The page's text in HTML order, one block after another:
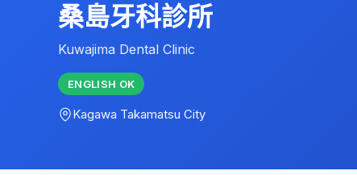
桑島牙科診所
Kuwajima Dental Clinic
ENGLISH OK
Kagawa Takamatsu City